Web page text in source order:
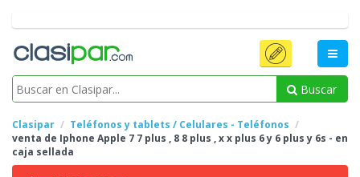
Buscar
Clasipar
Teléfonos y tablets / Celulares - Teléfonos
venta de Iphone Apple 7 7 plus , 8 8 plus , x x plus 6 y 6 plus y 6s - en
caja sellada